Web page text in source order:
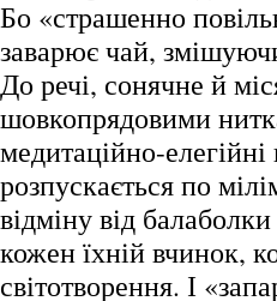
Бо «страшенно
заварює чай,
До речі, сонячне й
шовкопрядовими
медитаційно-
розпускається по
відміну від
кожен їхній вчинок,
світотворення. І